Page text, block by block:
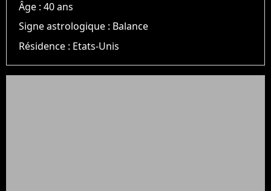
Âge :40 ans
Signe astrologique : Balance
Résidence : Etats-Unis